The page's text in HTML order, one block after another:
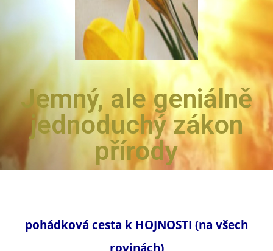
Jemný, ale geniálně
jednoduchý zákon
přírody
pohádková cesta k HOJNOSTI (na všech
rovinách)